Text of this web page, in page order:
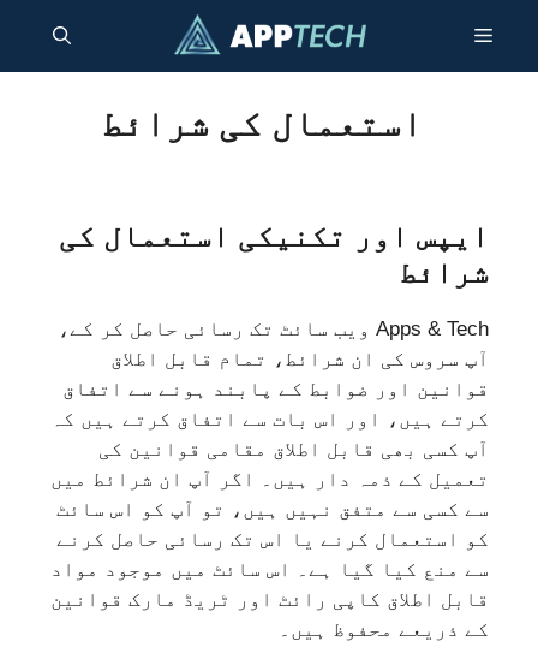
جائیں۔
مینو
استعمال کی شرائط
ایپس اور تکنیکی استعمال کی
شرائط
Apps & Tech ویب سائٹ تک رسائی حاصل کر کے،
آپ سروس کی ان شرائط، تمام قابل اطلاق
قوانین اور ضوابط کے پابند ہونے سے اتفاق
کرتے ہیں، اور اس بات سے اتفاق کرتے ہیں کہ
آپ کسی بھی قابل اطلاق مقامی قوانین کی
تعمیل کے ذمہ دار ہیں۔ اگر آپ ان شرائط میں
سے کسی سے متفق نہیں ہیں، تو آپ کو اس سائٹ
کو استعمال کرنے یا اس تک رسائی حاصل کرنے
سے منع کیا گیا ہے۔ اس سائٹ میں موجود مواد
قابل اطلاق کاپی رائٹ اور ٹریڈ مارک قوانین
کے ذریعے محفوظ ہیں۔